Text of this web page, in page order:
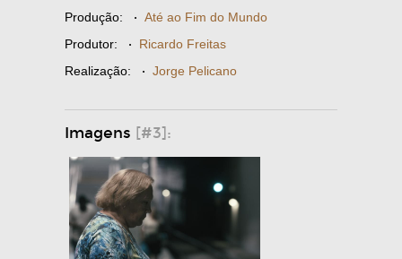
Produção: · Até ao Fim do Mundo
Produtor: · Ricardo Freitas
Realização: · Jorge Pelicano
Imagens [#3]: